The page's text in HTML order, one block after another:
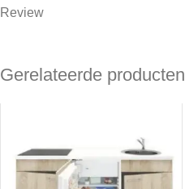
Review
Gerelateerde producten